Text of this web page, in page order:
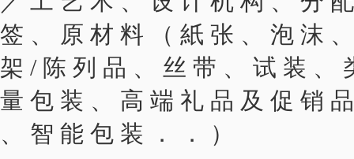
签 、 原 材 料 （ 紙 张 、 泡 沫
架 / 陈 列 品 、 丝 带 、 试 装 、
量 包 装 、 高 端 礼 品 及 促 销
、 智 能 包 装 ． ． ）